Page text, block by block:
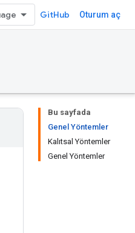
GitHub Oturum aç
Bu sayfada
Genel Yöntemler
Kalıtsal Yöntemler
Genel Yöntemler